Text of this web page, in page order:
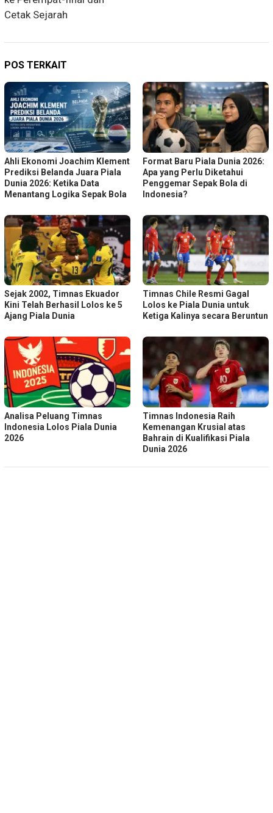
Cetak Sejarah
POS TERKAIT
Ahli Ekonomi Joachim Klement
Prediksi Belanda Juara Piala
Dunia 2026: Ketika Data
Menantang Logika Sepak Bola
Format Baru Piala Dunia 2026:
Apa yang Perlu Diketahui
Penggemar Sepak Bola di
Indonesia?
Sejak 2002, Timnas Ekuador
Kini Telah Berhasil Lolos ke 5
Ajang Piala Dunia
Timnas Chile Resmi Gagal
Lolos ke Piala Dunia untuk
Ketiga Kalinya secara Beruntun
Analisa Peluang Timnas
Indonesia Lolos Piala Dunia
2026
Timnas Indonesia Raih
Kemenangan Krusial atas
Bahrain di Kualifikasi Piala
Dunia 2026